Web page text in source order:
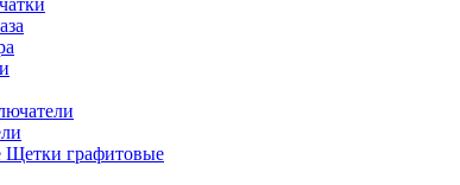
Щетки графитовые